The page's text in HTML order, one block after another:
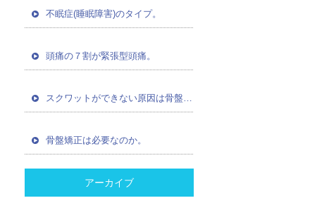
不眠症(睡眠障害)のタイプ。
頭痛の７割が緊張型頭痛。
スクワットができない原因は骨盤の歪み。
骨盤矯正は必要なのか。
アーカイブ